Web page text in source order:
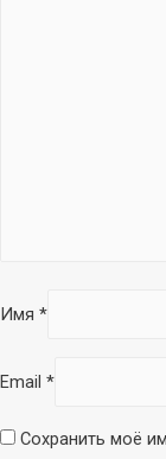
Имя *
Email *
Сохранить моё